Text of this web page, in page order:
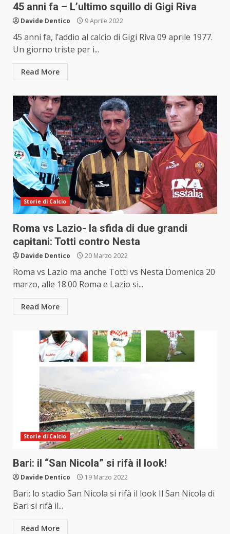
45 anni fa – L’ultimo squillo di Gigi Riva
Davide Dentico 9 Aprile 2022
45 anni fa, l’addio al calcio di Gigi Riva 09 aprile 1977.
Un giorno triste per i...
Read More
Storie di Calcio
Roma vs Lazio- la sfida di due grandi
capitani: Totti contro Nesta
Davide Dentico 20 Marzo 2022
Roma vs Lazio ma anche Totti vs Nesta Domenica 20
marzo, alle 18.00 Roma e Lazio si...
Read More
Storie di Calcio
Bari: il “San Nicola” si rifà il look!
Davide Dentico 19 Marzo 2022
Bari: lo stadio San Nicola si rifà il look Il San Nicola di
Bari si rifà il...
Read More